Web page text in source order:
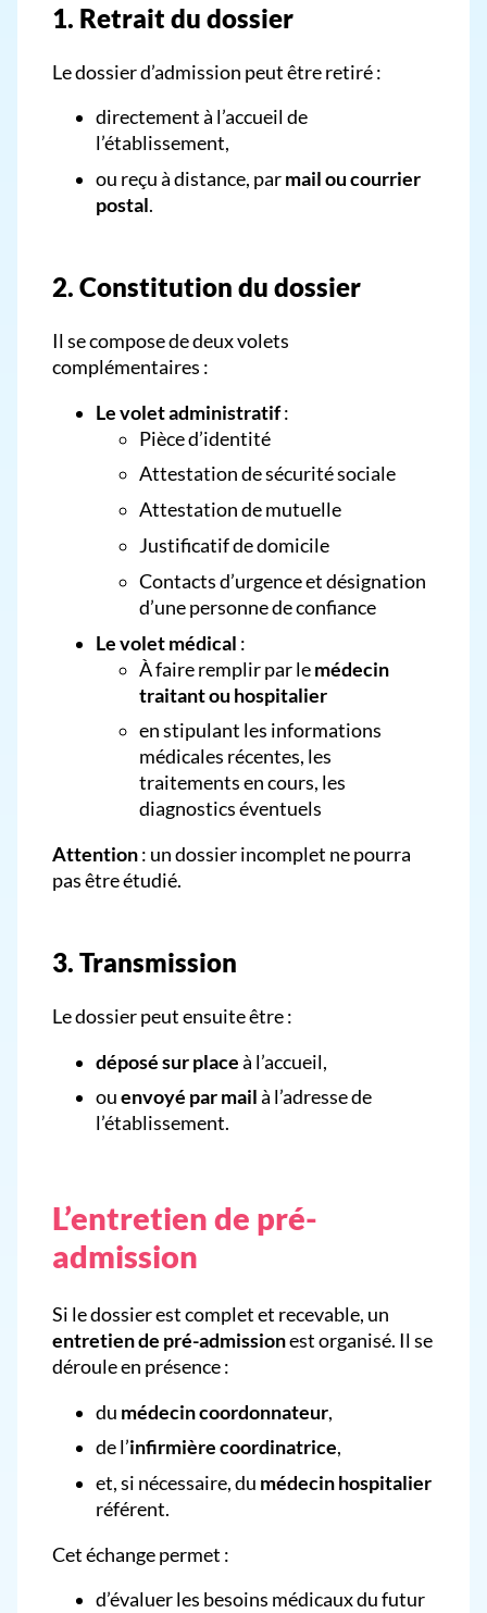
1. Retrait du dossier
Le dossier d’admission peut être retiré :
directement à l’accueil de
l’établissement,
ou reçu à distance, parmail ou courrier
postal.
2. Constitution du dossier
Il se compose de deux volets
complémentaires :
Le volet administratif:
Pièce d’identité
Attestation de sécurité sociale
Attestation de mutuelle
Justificatif de domicile
Contacts d’urgence et désignation
d’une personne de confiance
Le volet médical :
À faire remplir par lemédecin
traitant ou hospitalier
en stipulant les informations
médicales récentes, les
traitements en cours, les
diagnostics éventuels
Attention: un dossier incomplet ne pourra
pas être étudié.
3. Transmission
Le dossier peut ensuite être :
déposé sur placeà l’accueil,
ouenvoyé par mailà l’adresse de
l’établissement.
L’entretien de pré-
admission
Si le dossier est complet et recevable, un
entretien de pré-admissionest organisé. Il se
déroule en présence :
du médecin coordonnateur,
de l’infirmière coordinatrice,
et, si nécessaire, du médecin hospitalier
référent.
Cet échange permet :
d’évaluer les besoins médicaux du futur